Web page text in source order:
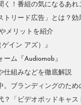
く！番組の気になるあれ
トリード広告」とは？
メリットを紹介
イン アズ）』
ム『Audiomob』
仕組みなどを徹底解説
。ブランディングのため
？「ビデオポッドキャス